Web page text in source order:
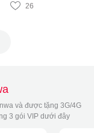
26
và được tặng 3G/4G
3 gói VIP dưới đây